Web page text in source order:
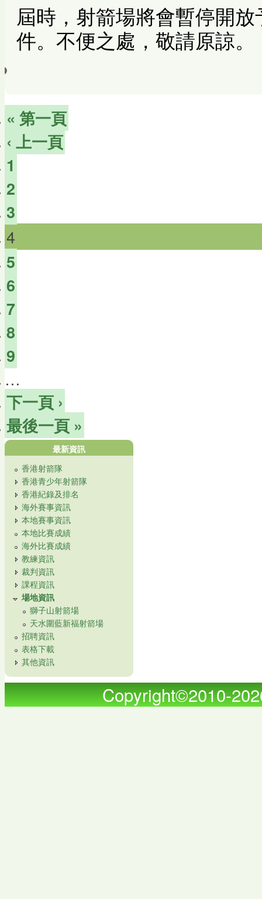
屆時，射箭場將會暫停開
件。不便之處，敬請原諒。
« 第一頁
‹ 上一頁
1
2
3
4
5
6
7
8
9
…
下一頁 ›
最後一頁 »
最新資訊
香港射箭隊
香港青少年射箭隊
香港紀錄及排名
海外賽事資訊
本地賽事資訊
本地比賽成績
海外比賽成績
教練資訊
裁判資訊
課程資訊
場地資訊
獅子山射箭場
天水圍藍新福射箭場
招聘資訊
表格下載
其他資訊
Copyright©2010-